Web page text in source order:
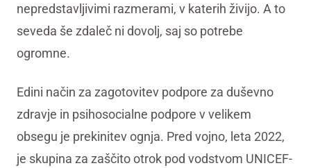
nepredstavljivimi razmerami, v katerih živijo. A to
seveda še zdaleč ni dovolj, saj so potrebe
ogromne.
Edini način za zagotovitev podpore za duševno
zdravje in psihosocialne podpore v velikem
obsegu je prekinitev ognja. Pred vojno, leta 2022,
je skupina za zaščito otrok pod vodstvom UNICEF-